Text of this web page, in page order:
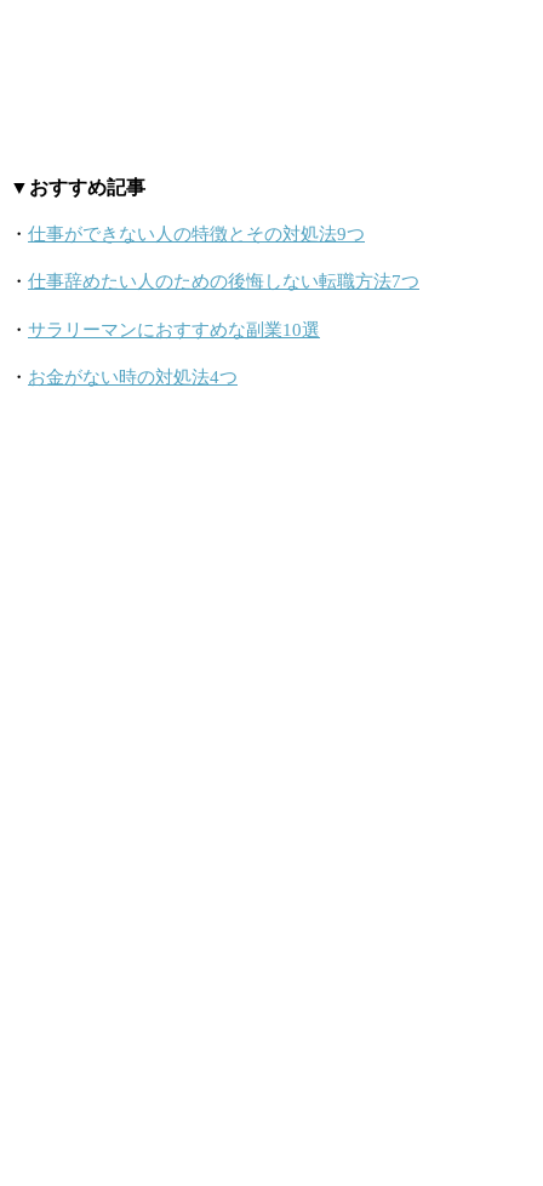
▼おすすめ記事
・ 仕事ができない人の特徴とその対処法9つ
・ 仕事辞めたい人のための後悔しない転職方法7つ
・ サラリーマンにおすすめな副業10選
・ お金がない時の対処法4つ